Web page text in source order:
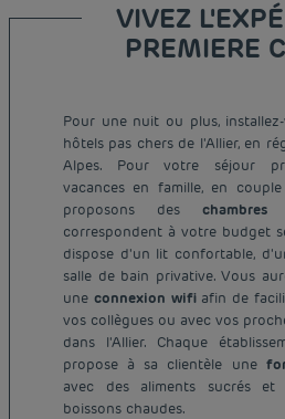
VIVEZ
PREMIERE
Pour une nuit ou plus,
hôtels pas chers de l'Allier, en
Alpes. Pour votre séjour
vacances en famille, en
proposons des chambres
correspondent à votre budget
dispose d'un lit confortable,
salle de bain privative. Vous
une connexion wifiafin de
vos collègues ou avec vos
dans l'Allier. Chaque
propose à sa clientèle une
avec des aliments sucrés
boissons chaudes.